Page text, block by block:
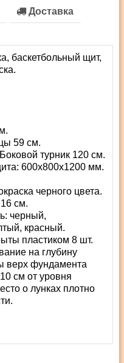
Доставка
баскетбольный щит,
59 см.
турник 120 см.
600x800x1200 мм.
черного цвета.
см.
черный,
красный.
пластиком 8 шт.
на глубину
верх фундамента
см от уровня
о лунках плотно